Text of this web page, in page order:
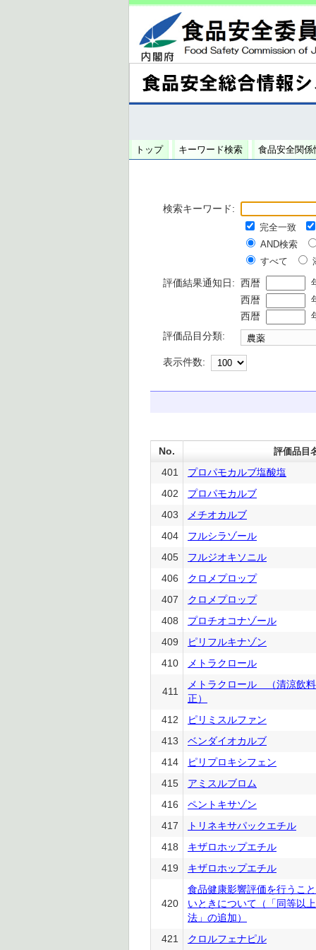
トップ キーワード検索 食品安全関係
検索キーワード:
完全一致
AND検索
すべて
評価結果通知日: 西暦
西暦
西暦
評価品目分類:
表示件数:
No.
評価品目
401
プロパモカルブ塩酸塩
402
プロパモカルブ
403
メチオカルブ
404
フルシラゾール
405
フルジオキソニル
406
クロメプロップ
407
クロメプロップ
408
プロチオコナゾール
409
ピリフルキナゾン
410
メトラクロール
411
メトラクロール （清涼飲
正）
412
ピリミスルファン
413
ベンダイオカルブ
414
ピリプロキシフェン
415
アミスルブロム
416
ペントキサゾン
417
トリネキサパックエチル
418
キザロホップエチル
419
キザロホップエチル
420
食品健康影響評価を行うこ
いときについて（「同等以
法」の追加）
421
クロルフェナピル